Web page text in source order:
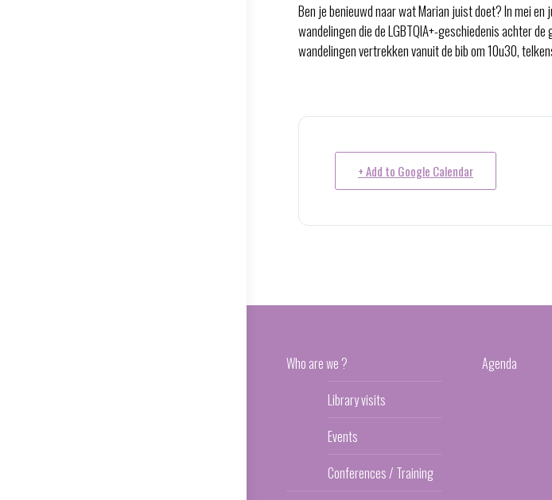
Ben je benieuwd naar wat Marian juist doet? In mei
wandelingen die de LGBTQIA+-geschiedenis achter
wandelingen vertrekken vanuit de bib om 10u30,
+ Add to Google Calendar
Who are we ?
Library visits
Events
Conferences / Training
Agenda